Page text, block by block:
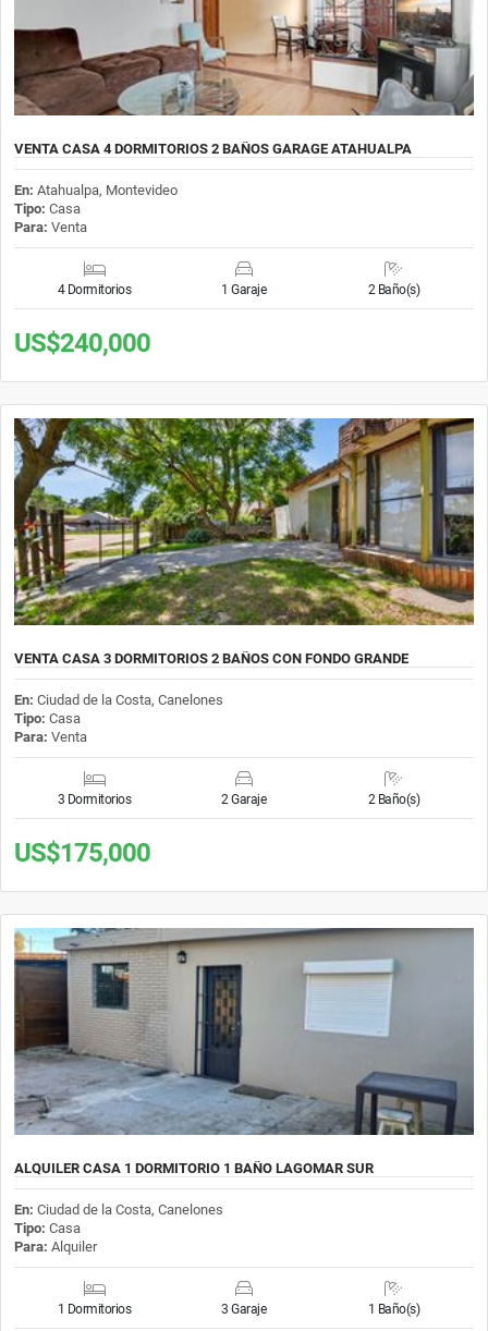
VENTA CASA 4 DORMITORIOS 2 BAÑOS GARAGE ATAHUALPA
En: Atahualpa, Montevideo
Tipo: Casa
Para: Venta
4 Dormitorios 1 Garaje 2 Baño(s)
US$240,000
VENTA CASA 3 DORMITORIOS 2 BAÑOS CON FONDO GRANDE
En: Ciudad de la Costa, Canelones
Tipo: Casa
Para: Venta
3 Dormitorios 2 Garaje 2 Baño(s)
US$175,000
ALQUILER CASA 1 DORMITORIO 1 BAÑO LAGOMAR SUR
En: Ciudad de la Costa, Canelones
Tipo: Casa
Para: Alquiler
1 Dormitorios 3 Garaje 1 Baño(s)